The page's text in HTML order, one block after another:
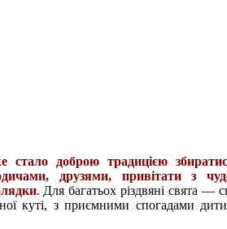
стало доброю традицією
друзями, привітати з
. Для багатьох різдвяні свята —
куті, з приємними спогадами